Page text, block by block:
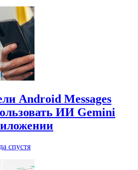
Android Messages
ИИ Gemini
спустя